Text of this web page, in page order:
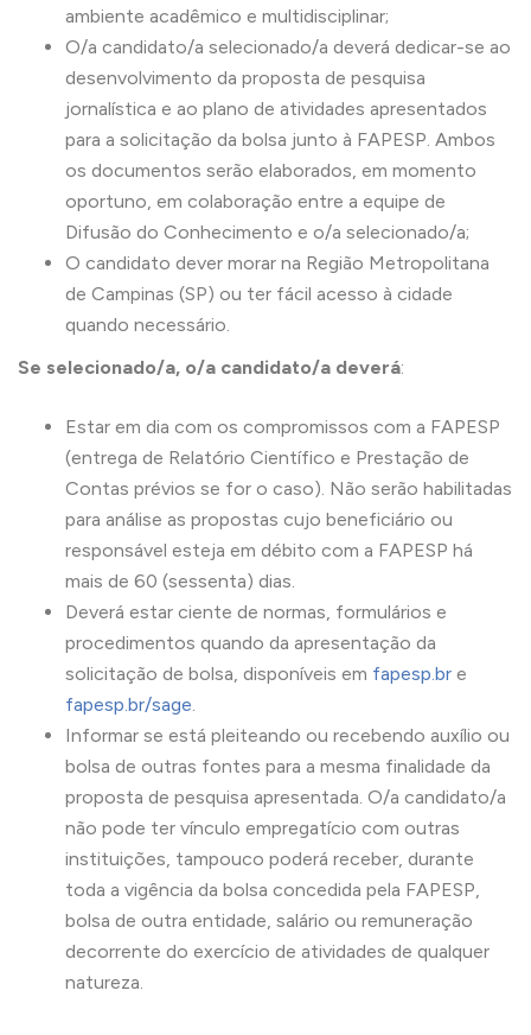
ambiente acadêmico e multidisciplinar;
O/a candidato/a selecionado/a deverá dedicar-se ao
desenvolvimento da proposta de pesquisa
jornalística e ao plano de atividades apresentados
para a solicitação da bolsa junto à FAPESP. Ambos
os documentos serão elaborados, em momento
oportuno, em colaboração entre a equipe de
Difusão do Conhecimento e o/a selecionado/a;
O candidato dever morar na Região Metropolitana
de Campinas (SP) ou ter fácil acesso à cidade
quando necessário.
Se selecionado/a, o/a candidato/a deverá:
Estar em dia com os compromissos com a FAPESP
(entrega de Relatório Científico e Prestação de
Contas prévios se for o caso). Não serão habilitadas
para análise as propostas cujo beneficiário ou
responsável esteja em débito com a FAPESP há
mais de 60 (sessenta) dias.
Deverá estar ciente de normas, formulários e
procedimentos quando da apresentação da
solicitação de bolsa, disponíveis em fapesp.br e
fapesp.br/sage.
Informar se está pleiteando ou recebendo auxílio ou
bolsa de outras fontes para a mesma finalidade da
proposta de pesquisa apresentada. O/a candidato/a
não pode ter vínculo empregatício com outras
instituições, tampouco poderá receber, durante
toda a vigência da bolsa concedida pela FAPESP,
bolsa de outra entidade, salário ou remuneração
decorrente do exercício de atividades de qualquer
natureza.